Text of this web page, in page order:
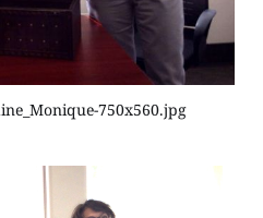
750x560.jpg